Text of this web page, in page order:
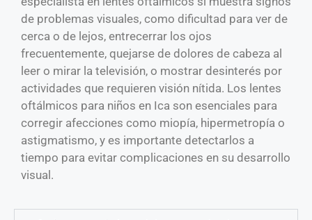
de problemas visuales, como dificultad para ver de
cerca o de lejos, entrecerrar los ojos
frecuentemente, quejarse de dolores de cabeza al
leer o mirar la televisión, o mostrar desinterés por
actividades que requieren visión nítida. Los lentes
oftálmicos para niños en Ica son esenciales para
corregir afecciones como miopía, hipermetropía o
astigmatismo, y es importante detectarlos a
tiempo para evitar complicaciones en su desarrollo
visual.